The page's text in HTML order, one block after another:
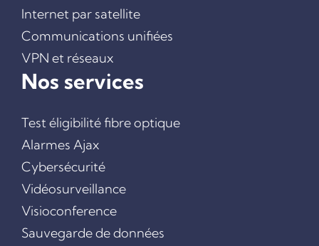
VIDÉOSURVEILLANCE
VISIOCONFERENCE
SAUVEGARDE DE DONNÉES
DÉBOUCHAGE DE FOURREAUX
CONTACT
Internet par satellite
Communications unifiées
VPN et réseaux
Nos services
Test éligibilité fibre optique
Alarmes Ajax
Cybersécurité
Vidéosurveillance
Visioconference
Sauvegarde de données